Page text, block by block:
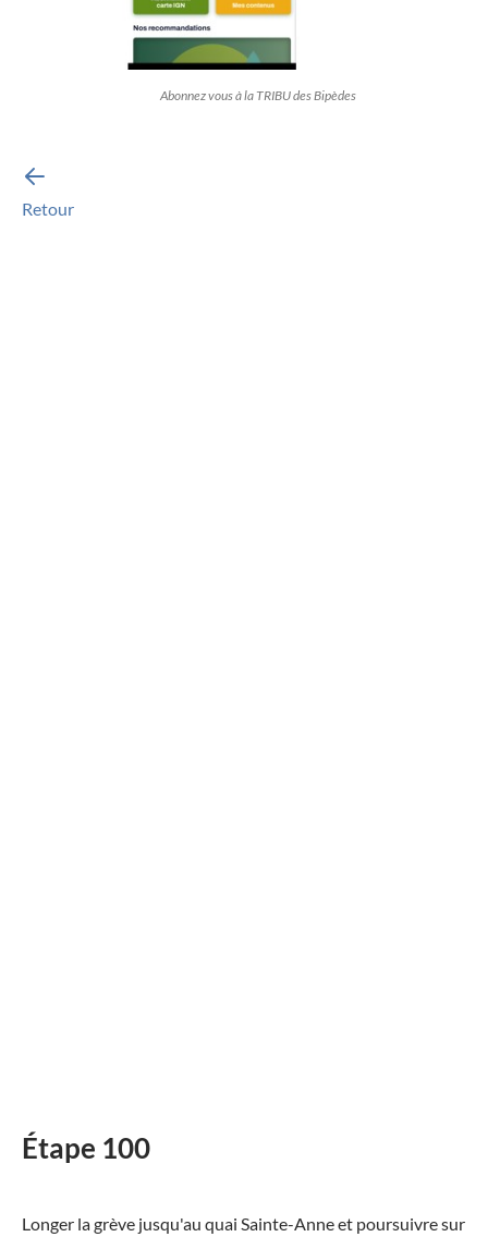
Abonnez vous à la TRIBU des Bipèdes
Retour
Étape 100
Longer la grève jusqu'au quai Sainte-Anne et poursuivre sur